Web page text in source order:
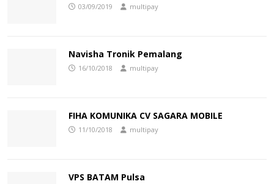
03/09/2019 multipay
Navisha Tronik Pemalang
16/10/2018 multipay
FIHA KOMUNIKA CV SAGARA MOBILE
11/10/2018 multipay
VPS BATAM Pulsa